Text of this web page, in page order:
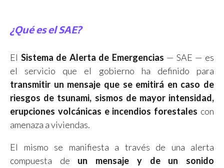
¿Qué es el SAE?
El Sistema de Alerta de Emergencias — SAE — es
el servicio que el gobierno ha definido para
transmitir un mensaje que se emitirá en caso de
riesgos de tsunami, sismos de mayor intensidad,
erupciones volcánicas e incendios forestales con
amenaza a viviendas.
El mismo se manifiesta a través de una alerta
compuesta de un mensaje y de un sonido